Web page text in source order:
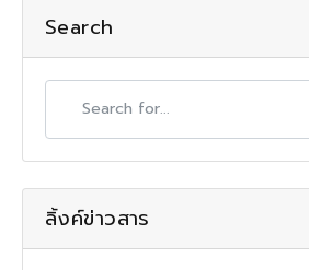
Search
ลิ้งค์ข่าวสาร